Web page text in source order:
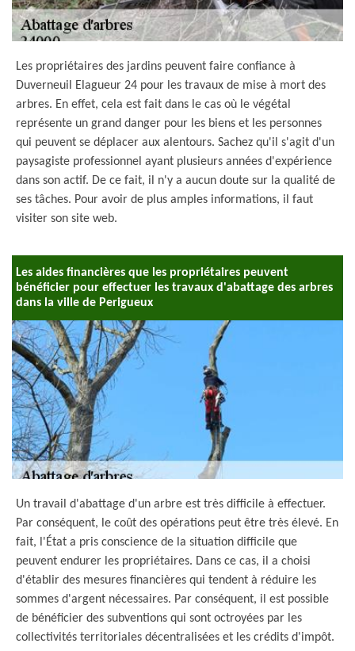
Les propriétaires des jardins peuvent faire confiance à
Duverneuil Elagueur 24 pour les travaux de mise à mort des
arbres. En effet, cela est fait dans le cas où le végétal
représente un grand danger pour les biens et les personnes
qui peuvent se déplacer aux alentours. Sachez qu'il s'agit d'un
paysagiste professionnel ayant plusieurs années d'expérience
dans son actif. De ce fait, il n'y a aucun doute sur la qualité de
ses tâches. Pour avoir de plus amples informations, il faut
visiter son site web.
Les aides financières que les propriétaires peuvent
bénéficier pour effectuer les travaux d'abattage des arbres
dans la ville de Perigueux
Un travail d'abattage d'un arbre est très difficile à effectuer.
Par conséquent, le coût des opérations peut être très élevé. En
fait, l'État a pris conscience de la situation difficile que
peuvent endurer les propriétaires. Dans ce cas, il a choisi
d'établir des mesures financières qui tendent à réduire les
sommes d'argent nécessaires. Par conséquent, il est possible
de bénéficier des subventions qui sont octroyées par les
collectivités territoriales décentralisées et les crédits d'impôt.